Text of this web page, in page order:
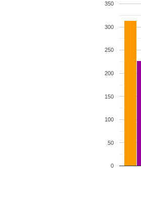
0
50
100
150
200
250
300
350